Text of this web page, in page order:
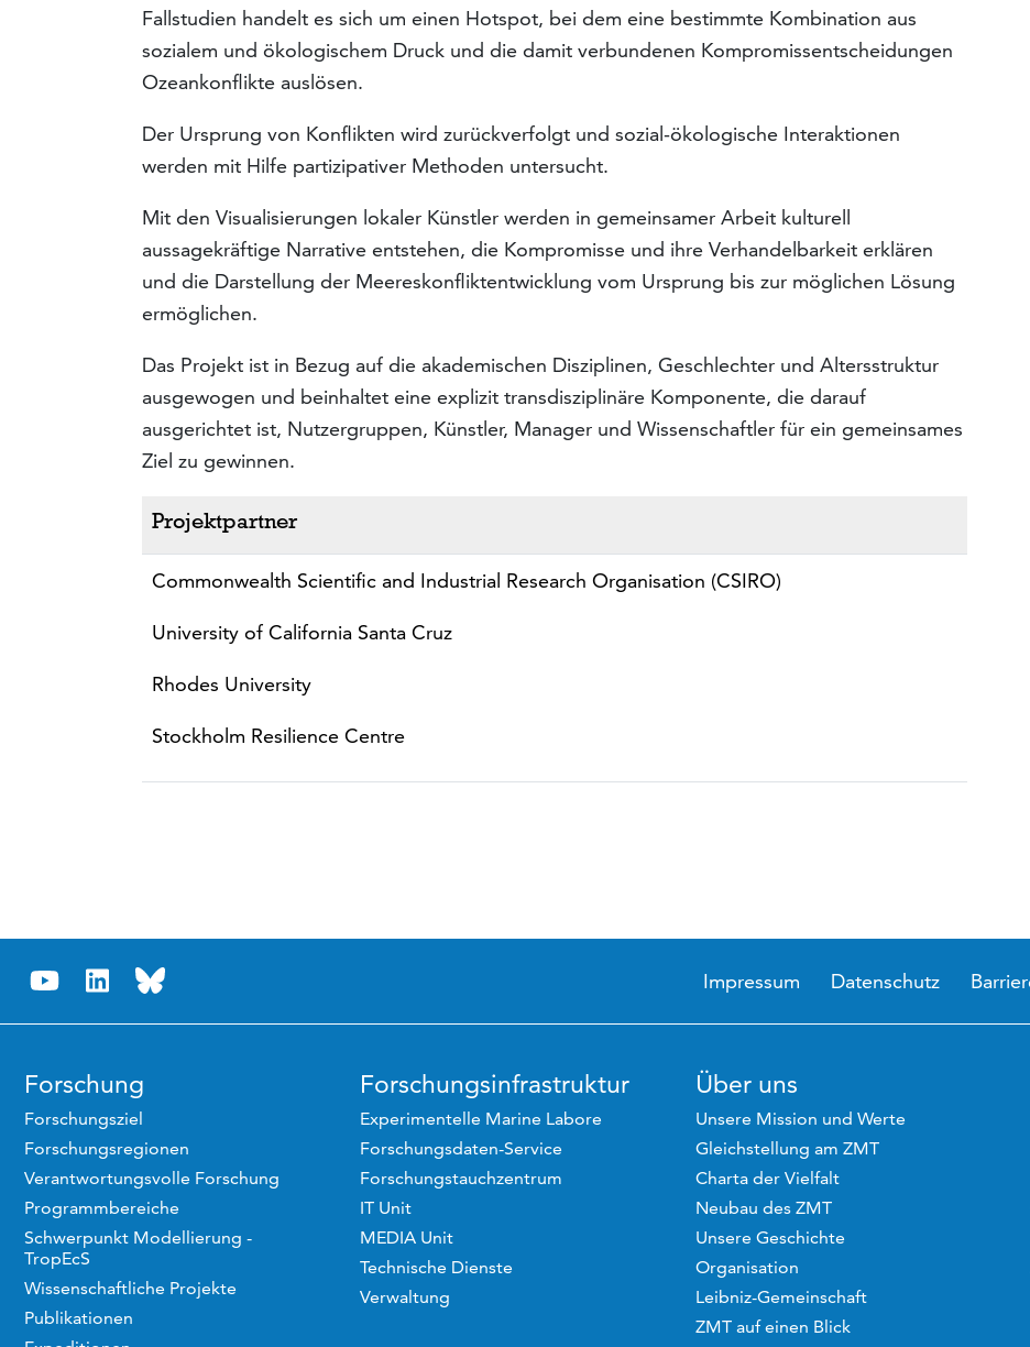
Fallstudien handelt es sich um einen Hotspot, bei dem eine bestimmte Kombination aus
sozialem und ökologischem Druck und die damit verbundenen Kompromissentscheidungen
Ozeankonflikte auslösen.
Der Ursprung von Konflikten wird zurückverfolgt und sozial-ökologische Interaktionen
werden mit Hilfe partizipativer Methoden untersucht.
Mit den Visualisierungen lokaler Künstler werden in gemeinsamer Arbeit kulturell
aussagekräftige Narrative entstehen, die Kompromisse und ihre Verhandelbarkeit erklären
und die Darstellung der Meereskonfliktentwicklung vom Ursprung bis zur möglichen Lösung
ermöglichen.
Das Projekt ist in Bezug auf die akademischen Disziplinen, Geschlechter und Altersstruktur
ausgewogen und beinhaltet eine explizit transdisziplinäre Komponente, die darauf
ausgerichtet ist, Nutzergruppen, Künstler, Manager und Wissenschaftler für ein gemeinsames
Ziel zu gewinnen.
Projektpartner
Commonwealth Scientific and Industrial Research Organisation (CSIRO)
University of California Santa Cruz
Rhodes University
Stockholm Resilience Centre
Impressum Datenschutz
Forschung
Forschungsziel
Forschungsregionen
Verantwortungsvolle Forschung
Programmbereiche
Schwerpunkt Modellierung -
TropEcS
Wissenschaftliche Projekte
Publikationen
Forschungsinfrastruktur
Experimentelle Marine Labore
Forschungsdaten-Service
Forschungstauchzentrum
IT Unit
MEDIA Unit
Technische Dienste
Verwaltung
Über uns
Unsere Mission und Werte
Gleichstellung am ZMT
Charta der Vielfalt
Neubau des ZMT
Unsere Geschichte
Organisation
Leibniz-Gemeinschaft
ZMT auf einen Blick